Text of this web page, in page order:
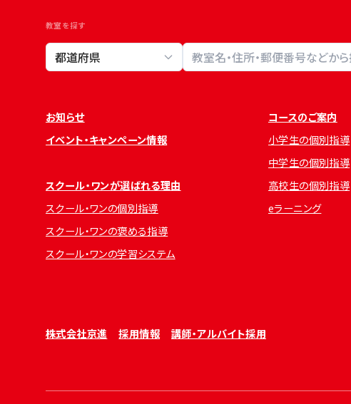
教室を探す
教室検索
お知らせ
イベント・キャンペーン情報
スクール・ワンが選ばれる理由
スクール・ワンの個別指導
スクール・ワンの褒める指導
スクール・ワンの学習システム
コースのご案内
小学生の個別指導
中学生の個別指導
高校生の個別指導
eラーニング
株式会社京進 採用情報 講師・アルバイト採用